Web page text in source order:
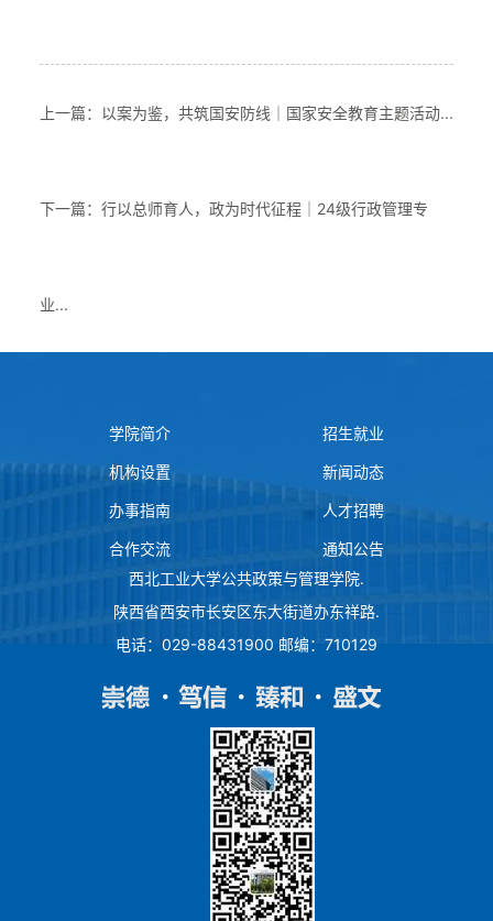
上一篇：以案为鉴，共筑国安防线｜国家安全教育主题活动...
下一篇：行以总师育人，政为时代征程｜24级行政管理专
业...
学院简介 招生就业
机构设置 新闻动态
办事指南 人才招聘
合作交流
通知公告
西北工业大学公共政策与管理学院.
陕西省西安市长安区东大街道办东祥路.
电话：029-88431900 邮编：710129